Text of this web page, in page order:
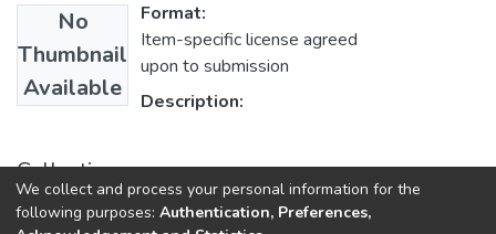
No
Thumbnail
Available
Format:
Item-specific license agreed
upon to submission
Description:
Collections
1.1.2. Informes Finales
We collect and process your personal information for the
following purposes: Authentication, Preferences,